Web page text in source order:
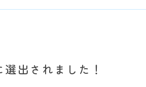
出されました！